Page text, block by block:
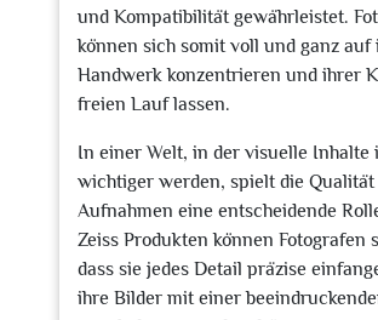
und Kompatibilität gewährleistet.
können sich somit voll und ganz auf
Handwerk konzentrieren und ihrer
freien Lauf lassen.
In einer Welt, in der visuelle Inhalte
wichtiger werden, spielt die Qualität
Aufnahmen eine entscheidende
Zeiss Produkten können Fotografen
dass sie jedes Detail präzise
ihre Bilder mit einer